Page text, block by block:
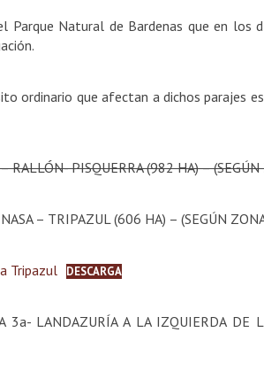
Natural de Bardenas que en los
ordinario que afectan a dichos parajes
RALLÓN- PISQUERRA (982 HA) –
– TRIPAZUL (606 HA) – (SEGÚN
Tripazul DESCARGA
3a- LANDAZURÍA A LA IZQUIERDA DE